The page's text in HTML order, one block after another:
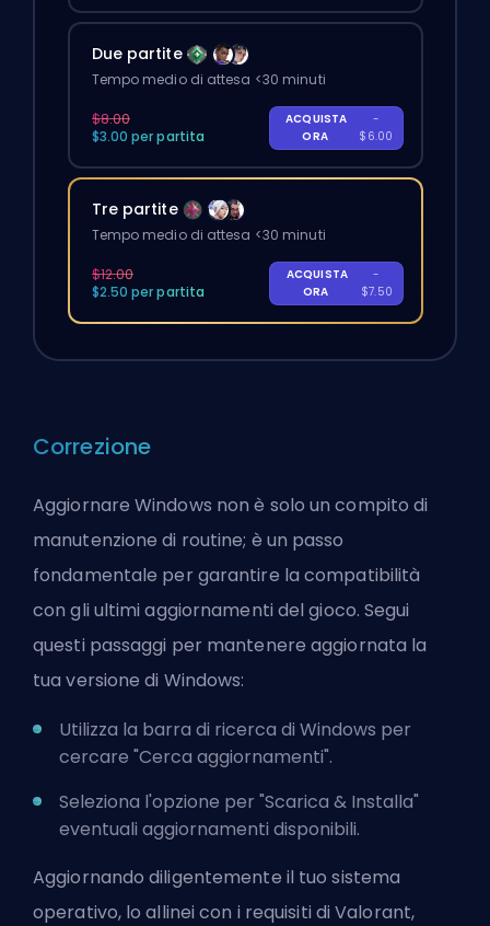
Due partite
Tempo medio di attesa <30 minuti
$8.00
$3.00 per partita
ACQUISTA
ORA
-
$6.00
Tre partite
Tempo medio di attesa <30 minuti
$12.00
$2.50 per partita
ACQUISTA
ORA
-
$7.50
Correzione
Aggiornare Windows non è solo un compito di
manutenzione di routine; è un passo
fondamentale per garantire la compatibilità
con gli ultimi aggiornamenti del gioco. Segui
questi passaggi per mantenere aggiornata la
tua versione di Windows:
Utilizza la barra di ricerca di Windows per
cercare "Cerca aggiornamenti".
Seleziona l'opzione per "Scarica & Installa"
eventuali aggiornamenti disponibili.
Aggiornando diligentemente il tuo sistema
operativo, lo allinei con i requisiti di Valorant,